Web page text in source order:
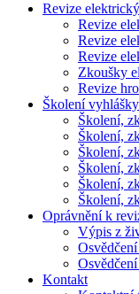
Revize
Revize
Revize
Revize
Zkoušky
Revize
Školení
Školení,
Školení,
Školení,
Školení,
Školení,
Školení,
Oprávnění k
Výpis z
Kontakt